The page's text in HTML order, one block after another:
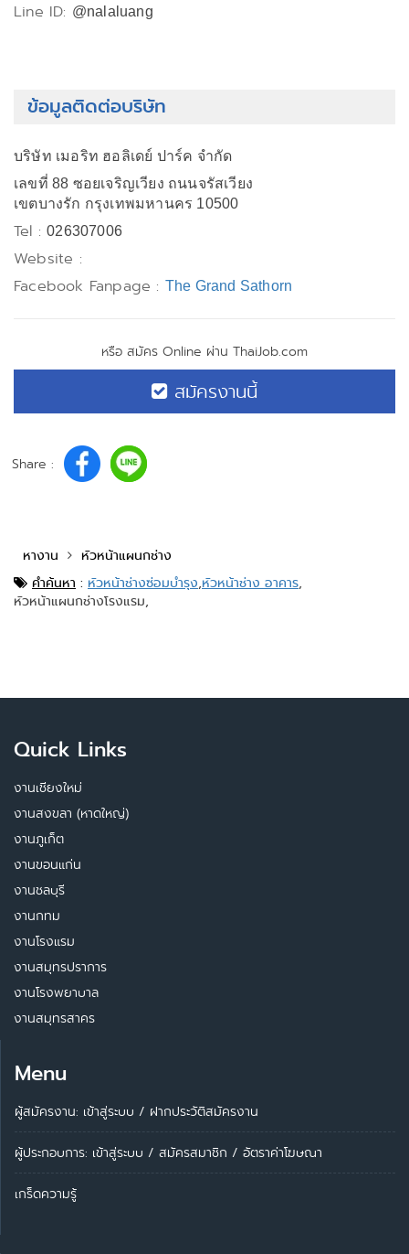
Line ID: @nalaluang
ข้อมูลติดต่อบริษัท
บริษัท เมอริท ฮอลิเดย์ ปาร์ค จำกัด
เลขที่ 88 ซอยเจริญเวียง ถนนจรัสเวียง
เขตบางรัก กรุงเทพมหานคร 10500
Tel :026307006
Website :
Facebook Fanpage : The Grand Sathorn
หรือ สมัคร Online ผ่าน ThaiJob.com
สมัครงานนี้
Share :
หางาน
หัวหน้าแผนกช่าง
คำค้นหา : หัวหน้าช่างซ่อมบำรุง,หัวหน้าช่าง อาคาร,
หัวหน้าแผนกช่างโรงแรม,
Quick Links
งานเชียงใหม่
งานสงขลา (หาดใหญ่)
งานภูเก็ต
งานขอนแก่น
งานชลบุรี
งานกทม
งานโรงแรม
งานสมุทรปราการ
งานโรงพยาบาล
งานสมุทรสาคร
Menu
ผู้สมัครงาน: เข้าสู่ระบบ / ฝากประวัติสมัครงาน
ผู้ประกอบการ: เข้าสู่ระบบ / สมัครสมาชิก / อัตราค่าโฆษณา
เกร็ดความรู้